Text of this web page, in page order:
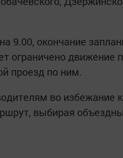
9.00, окончание
ограничено
проезд по ним.
во избежание
выбирая